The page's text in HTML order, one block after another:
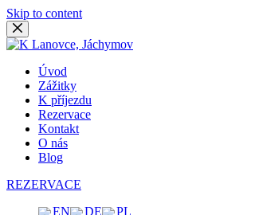
Skip to content
Úvod
Zážitky
K příjezdu
Rezervace
Kontakt
O nás
Blog
REZERVACE
EN
DE PL